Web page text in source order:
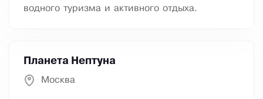
водного туризма и активного отдыха.
Планета Нептуна
Москва